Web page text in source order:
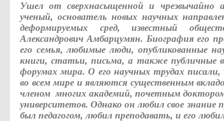
Ушел от сверхнасыщенной и чрезвычайно
ученый, основатель новых научных
деформируемых сред, известный
Александрович Амбарцумян. Биография его
его семья, любимые люди, опубликованные
книги, статьи, письма, а также публичные
форумах мира. О его научных трудах
во всем мире и являются существенным
членом многих академий, почетным
университетов. Однако он любил свое
был педагогом, любил преподавать, и его